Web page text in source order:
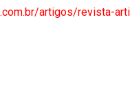
artigos/revista-